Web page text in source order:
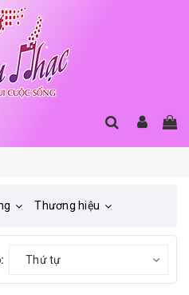
Thương hiệu
Thứ tự